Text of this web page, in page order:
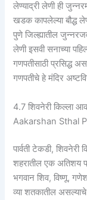
लेण्याद्री लेणी ही
खडक कापलेल्या बौद्ध
पुणे जिल्ह्यातील
लेणी इसवी सनाच्या
गणपतीसाठी प्रसिद्ध
गणपतीचे हे मंदिर
4.7 शिवनेरी किल्ला
Aakarshan Sthal
पार्वती टेकडी,
शहरातील एक अतिशय
भगवान शिव, विष्णू,
व्या शतकातील